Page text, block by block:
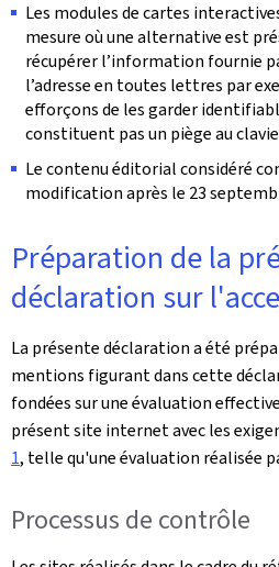
Les modules de cartes
mesure où une alternative est
récupérer l’information fournie
l’adresse en toutes lettres par
efforçons de les garder
constituent pas un piège au
Le contenu éditorial considéré
modification après le 23
Préparation de la
déclaration sur
La présente déclaration a été
mentions figurant dans cette
fondées sur une évaluation
présent site internet avec les
1, telle qu'une évaluation réalisée
Processus de contrôle